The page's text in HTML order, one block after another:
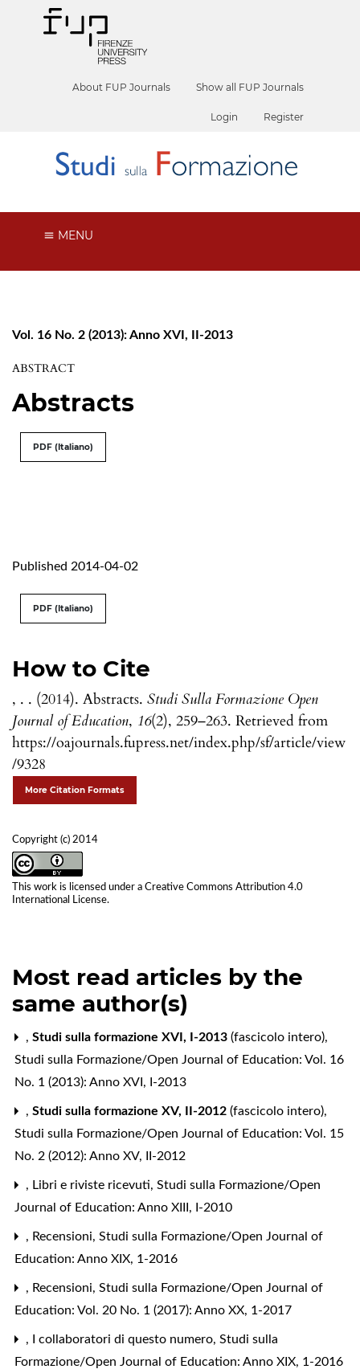
About FUP Journals Show all FUP Journals
Login Register
MENU
Vol. 16 No. 2 (2013): Anno XVI, II-2013
ABSTRACT
Abstracts
PDF (Italiano)
Published 2014-04-02
How to Cite
, . . (2014). Abstracts. Studi Sulla Formazione Open
Journal of Education, 16(2), 259–263. Retrieved from
https://oajournals.fupress.net/index.php/sf/article/view
/9328
More Citation Formats
Copyright (c) 2014
This work is licensed under a Creative Commons Attribution 4.0
International License.
PDF (Italiano)
Most read articles by the
same author(s)
, Studi sulla formazione XVI, I-2013 (fascicolo intero),
Studi sulla Formazione/Open Journal of Education: Vol. 16
No. 1 (2013): Anno XVI, I-2013
, Studi sulla formazione XV, II-2012 (fascicolo intero),
Studi sulla Formazione/Open Journal of Education: Vol. 15
No. 2 (2012): Anno XV, II-2012
, Libri e riviste ricevuti, Studi sulla Formazione/Open
Journal of Education: Anno XIII, I-2010
, Recensioni, Studi sulla Formazione/Open Journal of
Education: Anno XIX, 1-2016
, Recensioni, Studi sulla Formazione/Open Journal of
Education: Vol. 20 No. 1 (2017): Anno XX, 1-2017
, I collaboratori di questo numero, Studi sulla
Formazione/Open Journal of Education: Anno XIX, 1-2016